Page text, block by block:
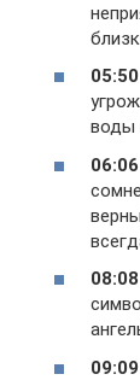
05:50
воды
06:06
08:08
09:09